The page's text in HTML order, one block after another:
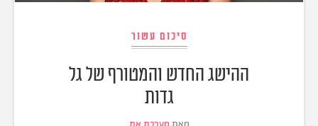
סיכום עשור
ההישג החדש והמטורף של גל
גדות